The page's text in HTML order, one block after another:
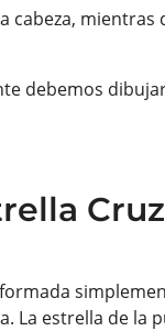
mientras
debemos
La estrella de la